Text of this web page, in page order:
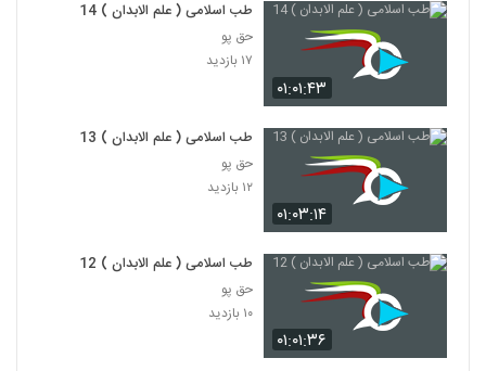
۰۱:۰۱:۴۳
طب اسلامی ( علم الابدان ) 14
حق پو
۱۷ بازدید
۰۱:۰۳:۱۴
طب اسلامی ( علم الابدان ) 13
حق پو
۱۲ بازدید
۰۱:۰۱:۳۶
طب اسلامی ( علم الابدان ) 12
حق پو
۱۰ بازدید